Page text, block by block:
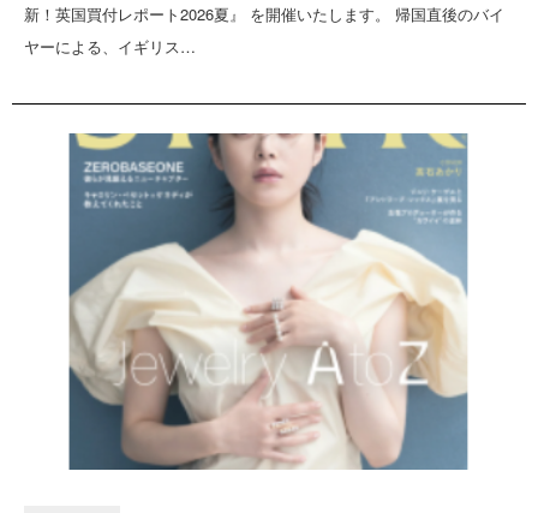
新！英国買付レポート2026夏』 を開催いたします。 帰国直後のバイ
ヤーによる、イギリス…